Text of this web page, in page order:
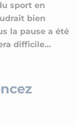
sport en
bien
la pause a été
difficile…